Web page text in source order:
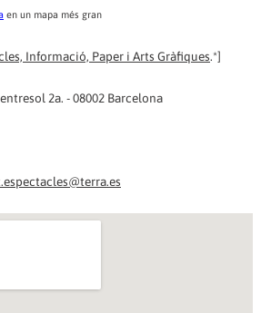
en un mapa més gran
Informació, Paper i Arts Gràfiques.*]
2a. - 08002 Barcelona